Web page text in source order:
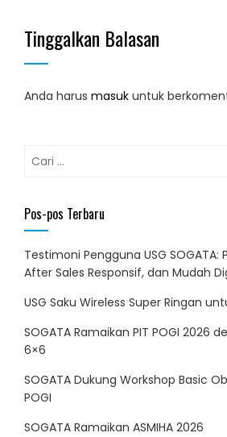
Tinggalkan Balasan
Anda harus masuk untuk
Cari
Pos-pos Terbaru
Testimoni Pengguna USG
After Sales Responsif, dan Mudah
USG Saku Wireless Super Ringan
SOGATA Ramaikan PIT POGI 2026
6×6
SOGATA Dukung Workshop Basic
POGI
SOGATA Ramaikan ASMIHA 2026